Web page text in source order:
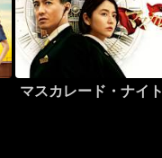
マスカレード・ナイト